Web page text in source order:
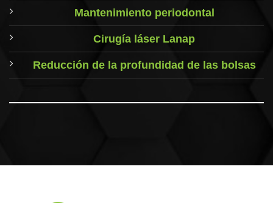
Mantenimiento periodontal
Cirugía láser Lanap
Reducción de la profundidad de las bolsas